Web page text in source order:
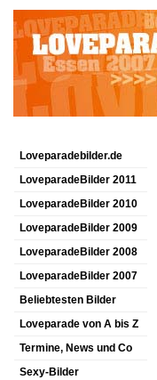
Loveparadebilder.de
LoveparadeBilder 2011
LoveparadeBilder 2010
LoveparadeBilder 2009
LoveparadeBilder 2008
LoveparadeBilder 2007
Beliebtesten Bilder
Loveparade von A bis Z
Termine, News und Co
Sexy-Bilder